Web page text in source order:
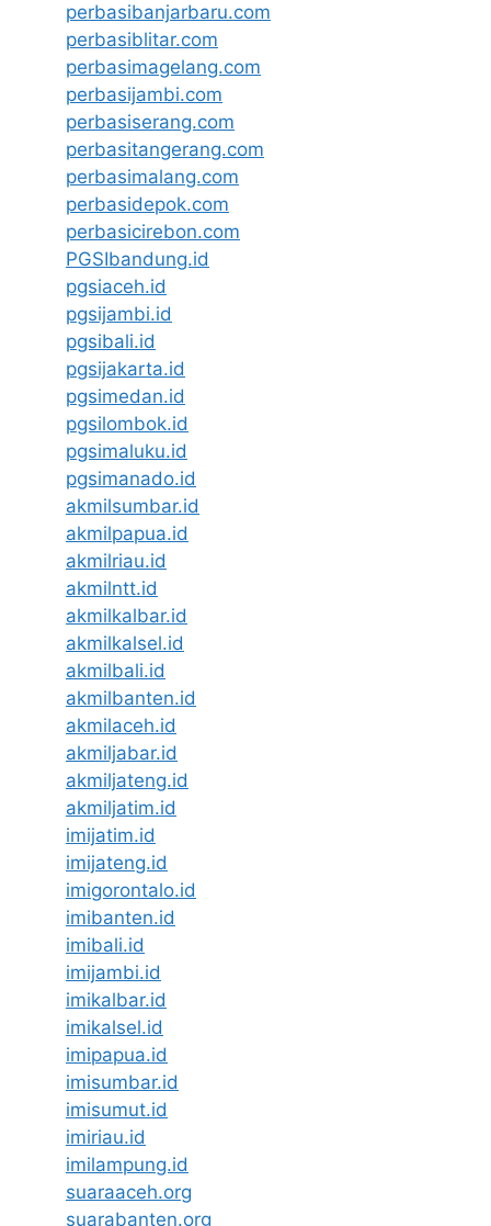
perbasibanjarbaru.com
perbasiblitar.com
perbasimagelang.com
perbasijambi.com
perbasiserang.com
perbasitangerang.com
perbasimalang.com
perbasidepok.com
perbasicirebon.com
PGSIbandung.id
pgsiaceh.id
pgsijambi.id
pgsibali.id
pgsijakarta.id
pgsimedan.id
pgsilombok.id
pgsimaluku.id
pgsimanado.id
akmilsumbar.id
akmilpapua.id
akmilriau.id
akmilntt.id
akmilkalbar.id
akmilkalsel.id
akmilbali.id
akmilbanten.id
akmilaceh.id
akmiljabar.id
akmiljateng.id
akmiljatim.id
imijatim.id
imijateng.id
imigorontalo.id
imibanten.id
imibali.id
imijambi.id
imikalbar.id
imikalsel.id
imipapua.id
imisumbar.id
imisumut.id
imiriau.id
imilampung.id
suaraaceh.org
suarabanten.org